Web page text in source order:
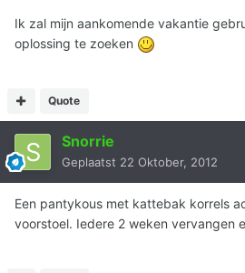
Ik zal mijn aankomende vakantie
oplossing te zoeken
Quote
Snorrie
Geplaatst 22 Oktober, 2012
Een pantykous met kattebak korrels
voorstoel. Iedere 2 weken vervangen